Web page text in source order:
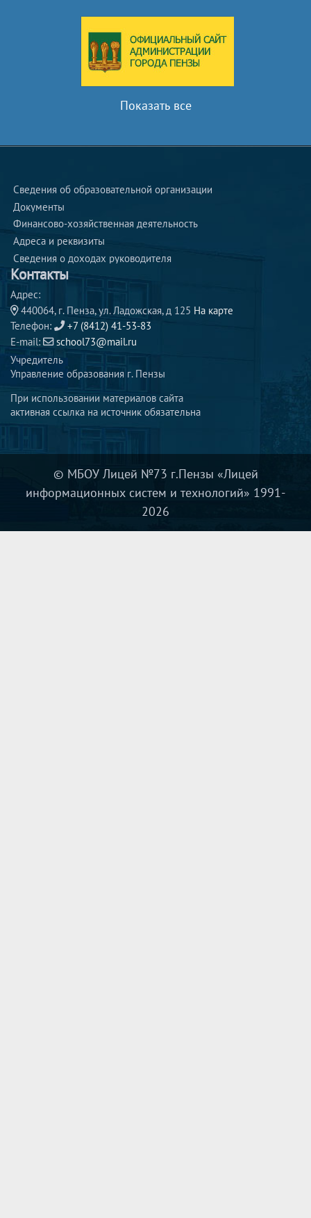
Показать все
Сведения об образовательной организации
Документы
Финансово-хозяйственная деятельность
Адреса и реквизиты
Сведения о доходах руководителя
Контакты
Адрес:
440064, г. Пенза, ул. Ладожская, д 125 На карте
Телефон:
+7 (8412) 41-53-83
E-mail:
school73@mail.ru
Учредитель
Управление образования г. Пензы
При использовании материалов сайта
активная ссылка на источник обязательна
© МБОУ Лицей №73 г.Пензы «Лицей
информационных систем и технологий» 1991-
2026